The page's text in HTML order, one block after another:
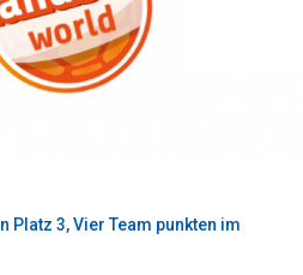
Platz 3, Vier Team punkten im